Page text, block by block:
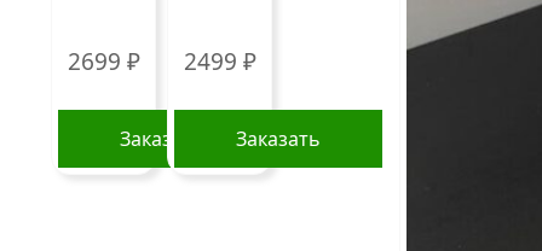
2699 ₽
Заказать
2499 ₽
Заказать